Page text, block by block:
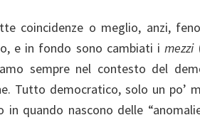
coincidenze o meglio, anzi,
e in fondo sono cambiati imezzi
sempre nel contesto del
Tutto democratico, solo un po’
in quando nascono delle